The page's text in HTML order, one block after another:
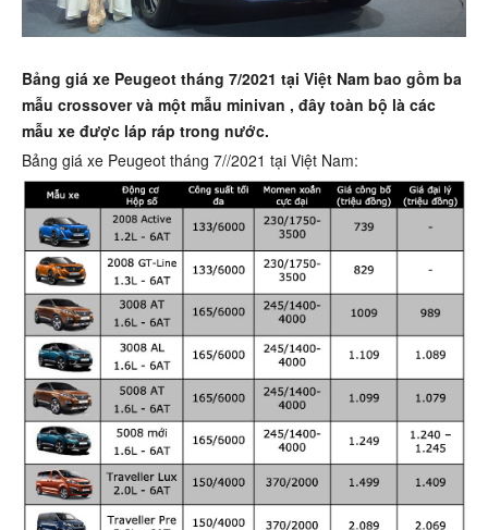
Bảng giá xe Peugeot tháng 7/2021 tại Việt Nam bao gồm ba
mẫu crossover và một mẫu minivan , đây toàn bộ là các
mẫu xe được láp ráp trong nước.
Bảng giá xe Peugeot tháng 7//2021 tại Việt Nam: